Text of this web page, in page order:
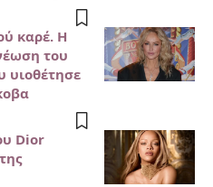
καρέ. Η
του
υιοθέτησε
Dior